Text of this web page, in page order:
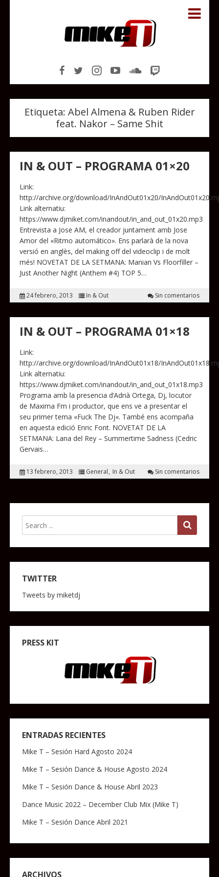
Etiqueta: Abel Almena & Ruben Rider
feat. Nakor – Same Shit
IN & OUT – PROGRAMA 01×20
Link:
http://archive.org/download/InAndOut01x20/
Link alternatiu:
https://www.djmiket.com/inandout/in_and_out_01x20.mp3
Entrevista a Jose AM, el creador juntament amb Jose
Amor del «Ritmo automático». Ens parlarà de la nova
versió en anglès, del making off del videoclip i de molt
més! NOVETAT DE LA SETMANA: Manian Vs Floorfiller –
Just Another Night (Anthem #4) TOP 5…
24 febrero, 2013 In & Out Sin comentarios
IN & OUT – PROGRAMA 01×18
Link:
http://archive.org/download/InAndOut01x18/
Link alternatiu:
https://www.djmiket.com/inandout/in_and_out_01x18.mp3
Programa amb la presencia d’Adrià Ortega, Dj, locutor
de Maxima Fm i productor, que ens ve a presentar el
seu primer tema «Fuck The Dj«. També ens acompaña
en aquesta edició Enric Font. NOVETAT DE LA
SETMANA: Lana del Rey – Summertime Sadness (Cedric
Gervais…
13 febrero, 2013 General In & Out Sin comentarios
TWITTER
Tweets by miketdj
PRESS KIT
ENTRADAS RECIENTES
Mike T – Sesión Hard Agosto 2024
Mike T – Sesión Dance & House Agosto 2024
Mike T – Sesión Dance & House Abril 2023
Dance Music 2022 – December Club Mix (Mike T)
Mike T – Sesión Dance Abril 2021
ARCHIVOS